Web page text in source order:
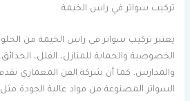
تركيب سواتر في راس الخيمة
يعتبر تركيب سواتر في راس الخيمة من الحلول
الخصوصية والحماية للمنازل، الفلل،
والمدارس. كما أن شركة الفن المعماري
السواتر المصنوعة من مواد عالية الجودة مثل